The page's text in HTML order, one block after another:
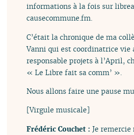
informations à la fois sur
causecommune.fm.
C’était la chronique de ma
Vanni qui est coordinatrice vie
responsable projets à l’April,
« Le Libre fait sa comm’ ».
Nous allons faire une pause
[Virgule musicale]
Frédéric Couchet :Je